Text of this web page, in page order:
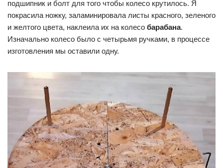
подшипник и болт для того чтобы колесо крутилось. Я
покрасила ножку, заламинировала листы красного, зеленого
и желтого цвета, наклеила их на колесо барабана.
Изначально колесо было с четырьмя ручками, в процессе
изготовления мы оставили одну.